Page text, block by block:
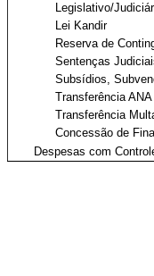
Legislativo/
Lei Kandir
Reserva de
Sentenças
Subsídios,
Transferência
Transferência
Concessão de
Despesas com